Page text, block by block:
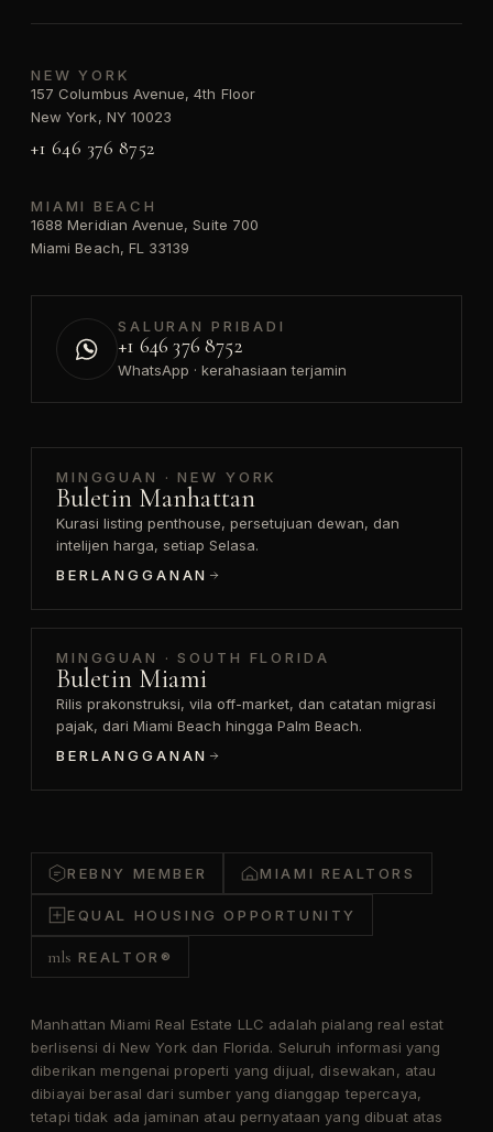
NEW YORK
157 Columbus Avenue, 4th Floor
New York, NY 10023
+1 646 376 8752
MIAMI BEACH
1688 Meridian Avenue, Suite 700
Miami Beach, FL 33139
SALURAN PRIBADI
+1 646 376 8752
WhatsApp · kerahasiaan terjamin
MINGGUAN · NEW YORK
Buletin Manhattan
Kurasi listing penthouse, persetujuan dewan, dan
intelijen harga, setiap Selasa.
BERLANGGANAN
MINGGUAN · SOUTH FLORIDA
Buletin Miami
Rilis prakonstruksi, vila off-market, dan catatan migrasi
pajak, dari Miami Beach hingga Palm Beach.
BERLANGGANAN
REBNY MEMBER MIAMI REALTORS
EQUAL HOUSING OPPORTUNITY
mls REALTOR®
Manhattan Miami Real Estate LLC adalah pialang real estat
berlisensi di New York dan Florida. Seluruh informasi yang
diberikan mengenai properti yang dijual, disewakan, atau
dibiayai berasal dari sumber yang dianggap tepercaya,
tetapi tidak ada jaminan atau pernyataan yang dibuat atas